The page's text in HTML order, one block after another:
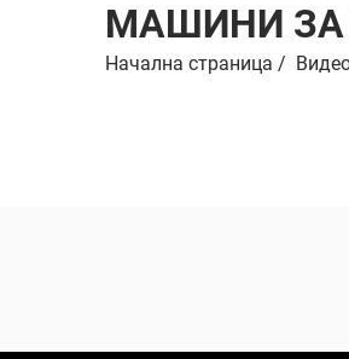
МАШИНИ ЗА
Начална страница /